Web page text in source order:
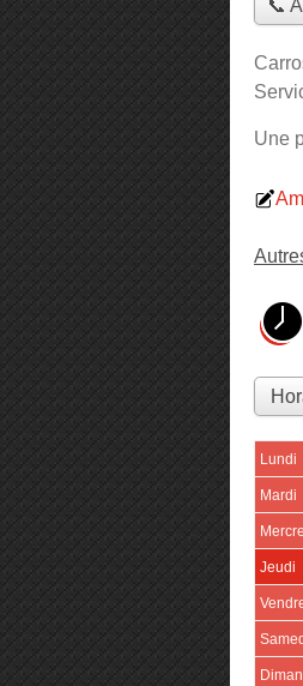
📞
Une
Lundi
Mardi
Jeudi